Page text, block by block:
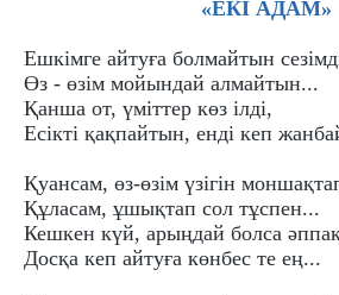
«ЕКІ АДАМ»
Ешкімге айтуға болмайтын
Өз - өзім мойындай алмайтын...
Қанша от, үміттер көз ілді,
Есікті қақпайтын, енді кеп
Қуансам, өз-өзім үзігін
Құласам, ұшықтап сол тұспен...
Кешкен күй, арыңдай болса
Досқа кеп айтуға көнбес те ең...